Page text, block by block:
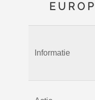
Informatie